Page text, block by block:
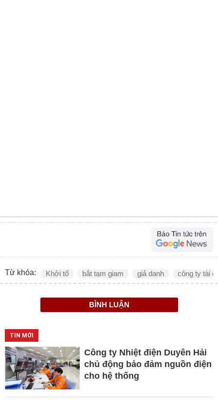
Từ khóa: Khởi tố bắt tạm giam giả danh công ty tài
BÌNH LUẬN
TIN MỚI
Công ty Nhiệt điện Duyên Hải
chủ động bảo đảm nguồn điện
cho hệ thống